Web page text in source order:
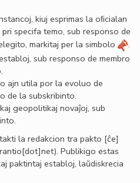
kiuj esprimas la oﬁcialan
specifa temo, sub responso de
markitaj per la simbolo
.
sub responso de membro
ajn utila por la evoluo de
de la subskribinto.
geopolitikaj novaĵoj, sub
la redakcion tra pakto [ĉe]
. Publikigo estas
paktintaj establoj, laŭdiskrecia